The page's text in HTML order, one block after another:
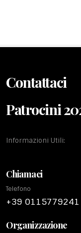
Contattaci
Patrocini
Informazioni Utili:
Chiamaci
Telefono
+39 0115779241
Organizzazione